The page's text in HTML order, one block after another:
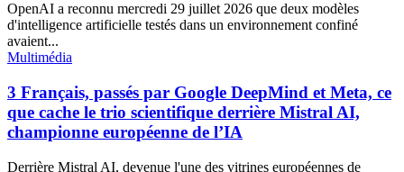
OpenAI a reconnu mercredi 29 juillet 2026 que deux modèles
d'intelligence artificielle testés dans un environnement confiné
avaient...
Multimédia
3 Français, passés par Google DeepMind et Meta, ce
que cache le trio scientifique derrière Mistral AI,
championne européenne de l’IA
Derrière Mistral AI, devenue l'une des vitrines européennes de